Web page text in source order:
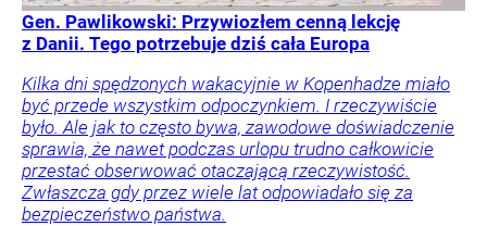
Gen. Pawlikowski: Przywiozłem cenną lekcję
z Danii. Tego potrzebuje dziś cała Europa
Kilka dni spędzonych wakacyjnie w Kopenhadze miało
być przede wszystkim odpoczynkiem. I rzeczywiście
było. Ale jak to często bywa, zawodowe doświadczenie
sprawia, że nawet podczas urlopu trudno całkowicie
przestać obserwować otaczającą rzeczywistość.
Zwłaszcza gdy przez wiele lat odpowiadało się za
bezpieczeństwo państwa.